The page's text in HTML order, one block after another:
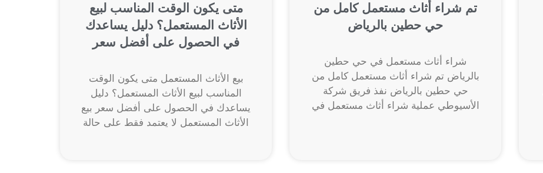
متى يكون الوقت المناسب لبيع
الأثاث المستعمل؟ دليل يساعدك
في الحصول على أفضل سعر
بيع الأثاث المستعمل متى يكون الوقت
المناسب لبيع الأثاث المستعمل؟ دليل
يساعدك في الحصول على أفضل سعر بيع
الأثاث المستعمل لا يعتمد فقط على حالة
تم شراء أثاث مستعمل كامل من
حي حطين بالرياض
شراء أثاث مستعمل في حي حطين
بالرياض تم شراء أثاث مستعمل كامل من
حي حطين بالرياض نفذ فريق شركة
الأسيوطي عملية شراء أثاث مستعمل في